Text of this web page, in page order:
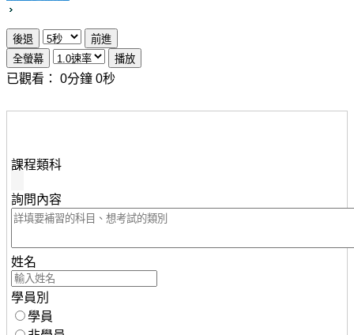
已觀看： 0分鐘 0秒
課程類科
詢問內容
姓名
學員別
學員